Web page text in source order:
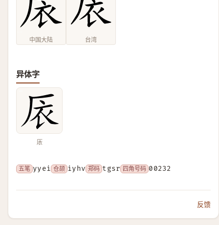
中国大陆 台湾
异体字
㕈
五笔 yyei 仓颉 iyhv 郑码 tgsr 四角号码 00232
反馈